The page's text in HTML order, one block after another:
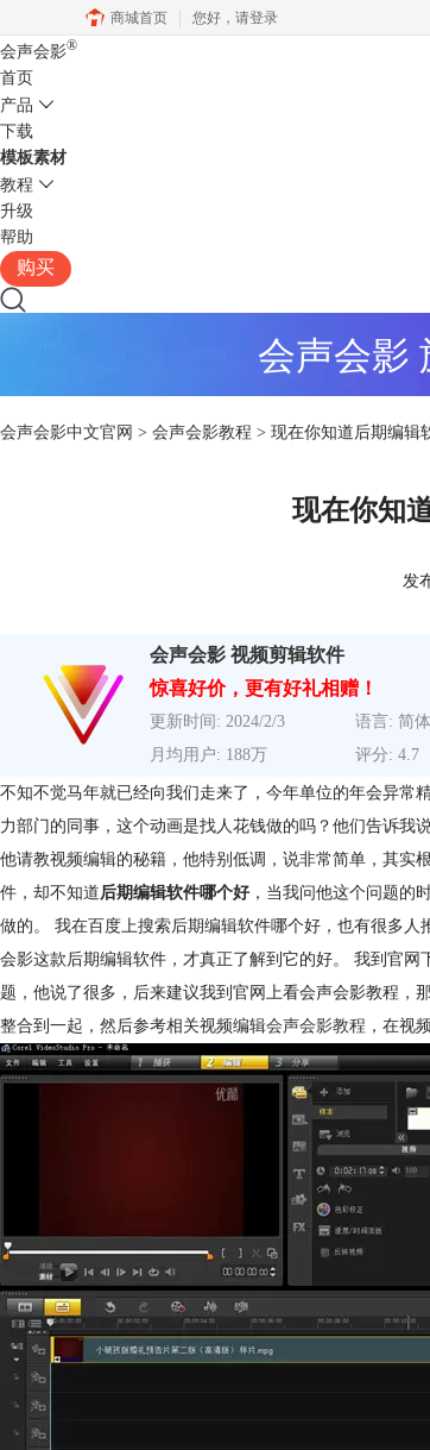
商城首页 您好， 请登录
会声会影®
首页
产品
下载
模板素材
教程
升级
帮助
购买
会声会影
会声会影中文官网 > 会声会影教程 > 现在你知道后期编辑
现在你知
发
会声会影 视频剪辑软件
惊喜好价，更有好礼相赠！
更新时间: 2024/2/3 语言: 简
月均用户: 188万
评分: 4.7
不知不觉马年就已经向我们走来了，今年单位的年会异常
力部门的同事，这个动画是找人花钱做的吗？他们告诉我
他请教视频编辑的秘籍，他特别低调，说非常简单，其实
件，却不知道后期编辑软件哪个好 ，当我问他这个问题的
做的。 我在百度上搜索后期编辑软件哪个好，也有很多
会影这款后期编辑软件，才真正了解到它的好。 我到官
题，他说了很多，后来建议我到官网上看会声会影教程，
整合到一起，然后参考相关视频编辑会声会影教程 ，在视